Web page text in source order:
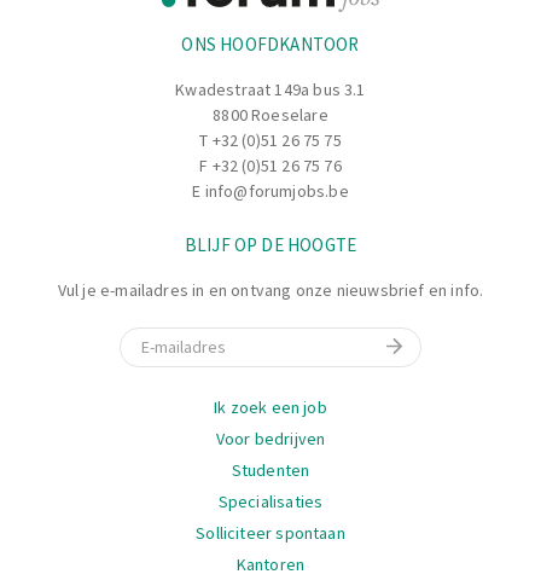
ONS HOOFDKANTOOR
Kwadestraat 149a bus 3.1
8800 Roeselare
T +32 (0)51 26 75 75
F +32 (0)51 26 75 76
E info@forumjobs.be
BLIJF OP DE HOOGTE
Vul je e-mailadres in en ontvang onze nieuwsbrief en info.
E-mail
Ik zoek een job
Voor bedrijven
Studenten
Specialisaties
Solliciteer spontaan
Kantoren